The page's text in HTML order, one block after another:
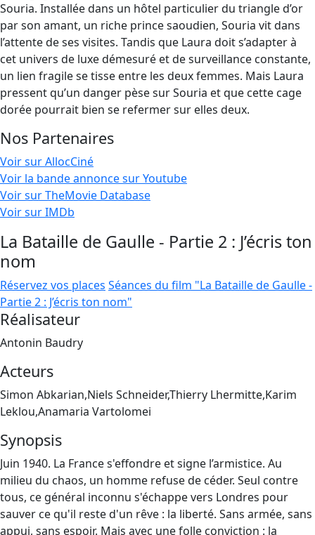
Souria. Installée dans un hôtel particulier du triangle d’or
par son amant, un riche prince saoudien, Souria vit dans
l’attente de ses visites. Tandis que Laura doit s’adapter à
cet univers de luxe démesuré et de surveillance constante,
un lien fragile se tisse entre les deux femmes. Mais Laura
pressent qu’un danger pèse sur Souria et que cette cage
dorée pourrait bien se refermer sur elles deux.
Nos Partenaires
Voir sur AllocCiné
Voir la bande annonce sur Youtube
Voir sur TheMovie Database
Voir sur IMDb
La Bataille de Gaulle - Partie 2 : J’écris ton
nom
Réservez vos places Séances du film "La Bataille de Gaulle -
Partie 2 : J’écris ton nom"
Réalisateur
Antonin Baudry
Acteurs
Simon Abkarian,Niels Schneider,Thierry Lhermitte,Karim
Leklou,Anamaria Vartolomei
Synopsis
Juin 1940. La France s'effondre et signe l’armistice. Au
milieu du chaos, un homme refuse de céder. Seul contre
tous, ce général inconnu s'échappe vers Londres pour
sauver ce qu'il reste d'un rêve : la liberté. Sans armée, sans
appui, sans espoir. Mais avec une folle conviction : la